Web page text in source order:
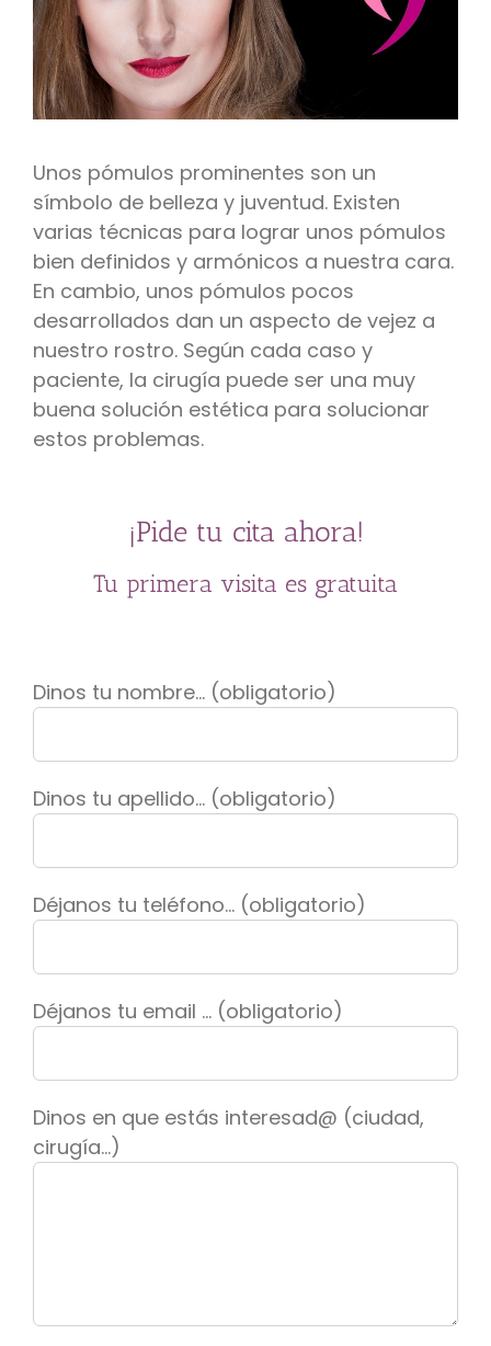
Unos pómulos prominentes son un
símbolo de belleza y juventud. Existen
varias técnicas para lograr unos pómulos
bien definidos y armónicos a nuestra cara.
En cambio, unos pómulos pocos
desarrollados dan un aspecto de vejez a
nuestro rostro. Según cada caso y
paciente, la cirugía puede ser una muy
buena solución estética para solucionar
estos problemas.
¡Pide tu cita ahora!
Tu primera visita es gratuita
Dinos tu nombre... (obligatorio)
Dinos tu apellido... (obligatorio)
Déjanos tu teléfono... (obligatorio)
Déjanos tu email ... (obligatorio)
Dinos en que estás interesad@ (ciudad,
cirugía...)